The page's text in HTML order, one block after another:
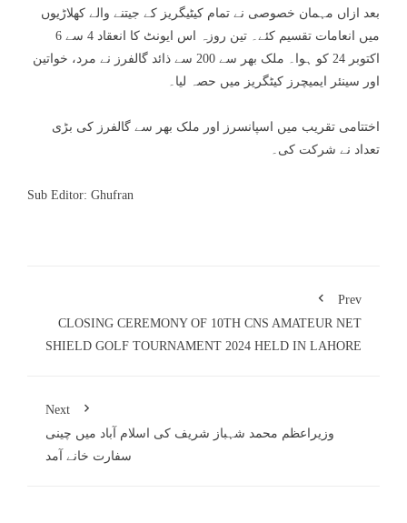
بعد ازاں مہمان خصوصی نے تمام کیٹیگریز کے جیتنے والے کھلاڑیوں
میں انعامات تقسیم کئے۔ تین روزہ اس ایونٹ کا انعقاد 4 سے 6
اکتوبر 24 کو ہوا۔ ملک بھر سے 200 سے ذائد گالفرز نے مرد، خواتین
اور سینئر ایمیچرز کیٹگریز میں حصہ لیا۔
اختتامی تقریب میں اسپانسرز اور ملک بھر سے گالفرز کی بڑی
تعداد نے شرکت کی۔
Sub Editor: Ghufran
Prev
CLOSING CEREMONY OF 10TH CNS AMATEUR NET
SHIELD GOLF TOURNAMENT 2024 HELD IN LAHORE
Next
وزیراعظم محمد شہباز شریف کی اسلام آباد میں چینی
سفارت خانے آمد